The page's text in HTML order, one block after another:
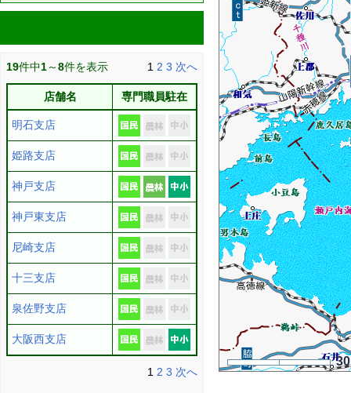
19件中1～8件を表示 1 2 3 次へ
店舗名 専門職員駐在
明石支店
姫路支店
神戸支店
神戸東支店
尼崎支店
十三支店
泉佐野支店
大阪西支店
1 2 3 次へ